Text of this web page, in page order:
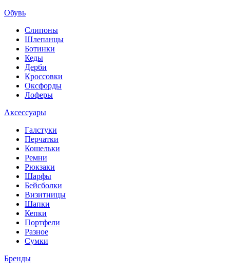
Обувь
Слипоны
Шлепанцы
Ботинки
Кеды
Дерби
Кроссовки
Оксфорды
Лоферы
Аксессуары
Галстуки
Перчатки
Кошельки
Ремни
Рюкзаки
Шарфы
Бейсболки
Визитницы
Шапки
Кепки
Портфели
Разное
Сумки
Бренды